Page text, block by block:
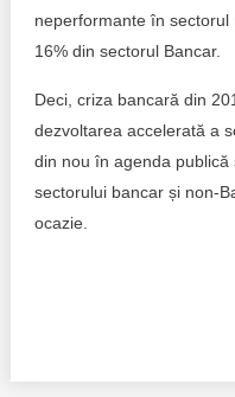
neperformante în
16% din sectorul Bancar.
Deci, criza bancară din
dezvoltarea accelerată a
din nou în agenda
sectorului bancar și non-
ocazie.